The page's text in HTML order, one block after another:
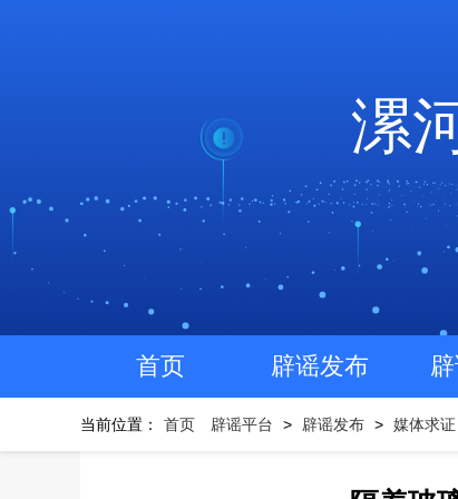
漯
首页 辟谣发布
当前位置： 首页 辟谣平台 > 辟谣发布 > 媒体求证